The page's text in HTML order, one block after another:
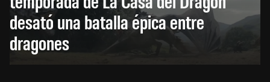
desató una batalla épica entre
dragones